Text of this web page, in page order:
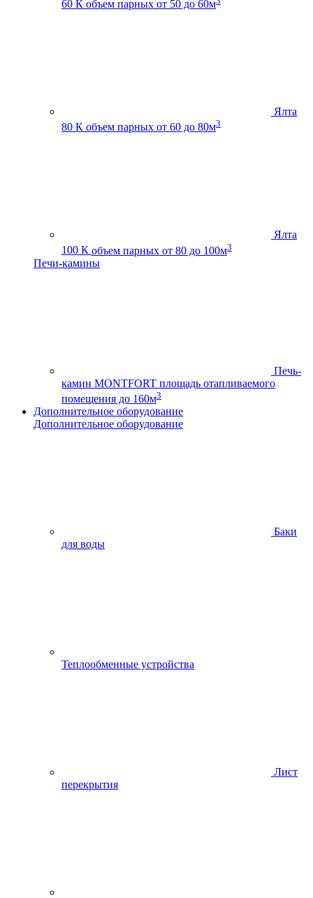
60 К объем парных от 50 до 60м
Ялта
80 К объем парных от 60 до 80м3
Ялта
100 К объем парных от 80 до 100м3
Печи-камины
Печь-
камин MONTFORT площадь отапливаемого
помещения до 160м3
Дополнительное оборудование
Дополнительное оборудование
Баки
для воды
Теплообменные устройства
Лист
перекрытия